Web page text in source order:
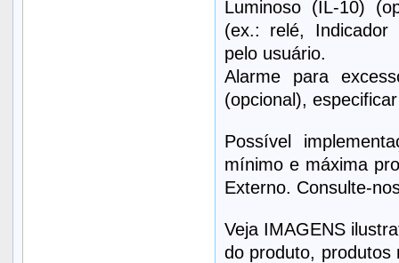
Luminoso (IL-10)
(ex.: relé, Indicador
pelo usuário.
Alarme para
(opcional),
Possível
mínimo e máxima
Externo. Consulte-
Veja IMAGENS
do produto, produtos